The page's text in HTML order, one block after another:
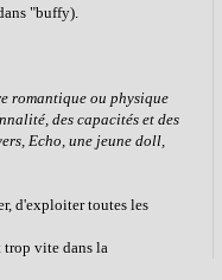
"buffy).
romantique ou physique
des capacités et des
Echo, une jeune doll,
d'exploiter toutes les
trop vite dans la